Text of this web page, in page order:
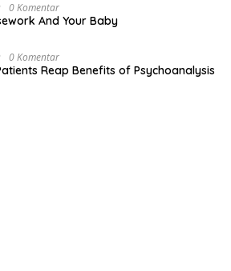
0 Komentar
And Your Baby
0 Komentar
Reap Benefits of Psychoanalysis